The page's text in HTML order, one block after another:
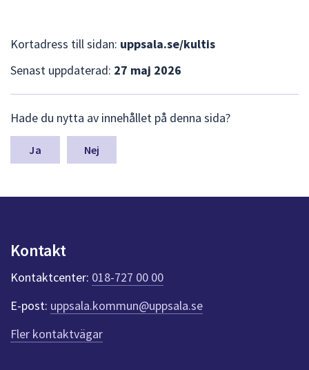
Kortadress till sidan: uppsala.se/kultis
Senast uppdaterad: 27 maj 2026
ä
m
a
y
n
t
r
ö
Hade du nytta av innehållet på denna sida?
Nej
Kontakt
Kontaktcenter: 018-727 00 00
E-post: uppsala.kommun@uppsala.se
Fler kontaktvägar